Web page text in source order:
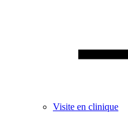
Visite en clinique